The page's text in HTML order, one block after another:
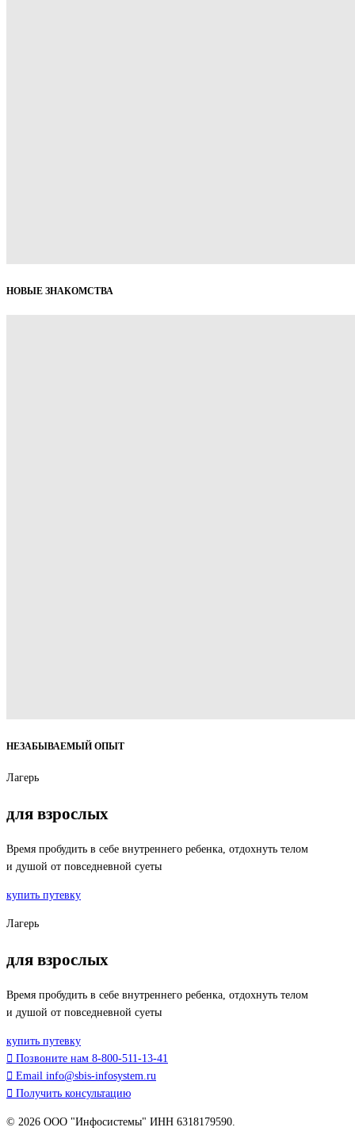
НОВЫЕ ЗНАКОМСТВА
НЕЗАБЫВАЕМЫЙ ОПЫТ
Лагерь
для взрослых
Время пробудить в себе внутреннего ребенка, отдохнуть телом
и душой от повседневной суеты
купить путевку
Лагерь
для взрослых
Время пробудить в себе внутреннего ребенка, отдохнуть телом
и душой от повседневной суеты
купить путевку
Позвоните нам 8-800-511-13-41
Email info@sbis-infosystem.ru
Получить консультацию
© 2026 ООО "Инфосистемы" ИНН 6318179590.